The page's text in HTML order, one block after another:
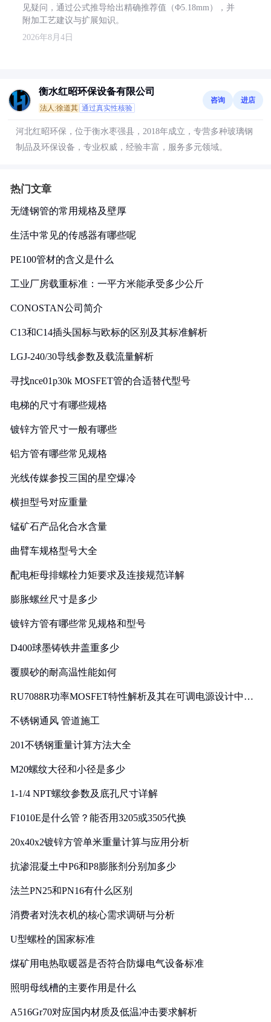
见疑问，通过公式推导给出精确推荐值（Φ5.18mm），并
附加工艺建议与扩展知识。
2026年8月4日
衡水红昭环保设备有限公司
法人:徐道其 通过真实性核验
咨询 进店
河北红昭环保，位于衡水枣强县，2018年成立，专营多种玻璃钢
制品及环保设备，专业权威，经验丰富，服务多元领域。
热门文章
无缝钢管的常用规格及壁厚
生活中常见的传感器有哪些呢
PE100管材的含义是什么
工业厂房载重标准：一平方米能承受多少公斤
CONOSTAN公司简介
C13和C14插头国标与欧标的区别及其标准解析
LGJ-240/30导线参数及载流量解析
寻找nce01p30k MOSFET管的合适替代型号
电梯的尺寸有哪些规格
镀锌方管尺寸一般有哪些
铝方管有哪些常见规格
光线传媒参投三国的星空爆冷
横担型号对应重量
锰矿石产品化合水含量
曲臂车规格型号大全
配电柜母排螺栓力矩要求及连接规范详解
膨胀螺丝尺寸是多少
镀锌方管有哪些常见规格和型号
D400球墨铸铁井盖重多少
覆膜砂的耐高温性能如何
RU7088R功率MOSFET特性解析及其在可调电源设计中的
不锈钢通风 管道施工
201不锈钢重量计算方法大全
M20螺纹大径和小径是多少
1-1/4 NPT螺纹参数及底孔尺寸详解
F1010E是什么管？能否用3205或3505代换
20x40x2镀锌方管单米重量计算与应用分析
抗渗混凝土中P6和P8膨胀剂分别加多少
法兰PN25和PN16有什么区别
消费者对洗衣机的核心需求调研与分析
U型螺栓的国家标准
煤矿用电热取暖器是否符合防爆电气设备标准
照明母线槽的主要作用是什么
A516Gr70对应国内材质及低温冲击要求解析